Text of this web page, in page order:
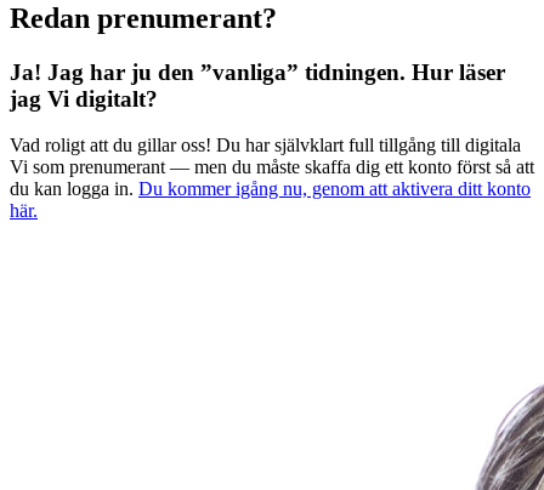
Redan prenumerant?
Ja! Jag har ju den ”vanliga” tidningen. Hur läser
jag Vi digitalt?
Vad roligt att du gillar oss! Du har självklart full tillgång till digitala
Vi som prenumerant — men du måste skaffa dig ett konto först så att
du kan logga in. Du kommer igång nu, genom att aktivera ditt konto
här.